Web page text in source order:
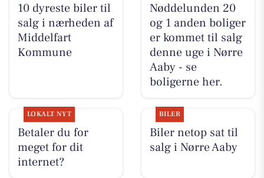
10 dyreste biler til
salg i nærheden af
Middelfart
Kommune
Nøddelunden 20
og 1 anden boliger
er kommet til salg
denne uge i Nørre
Aaby - se
boligerne her.
LOKALT NYT
Betaler du for
meget for dit
internet?
BILER
Biler netop sat til
salg i Nørre Aaby